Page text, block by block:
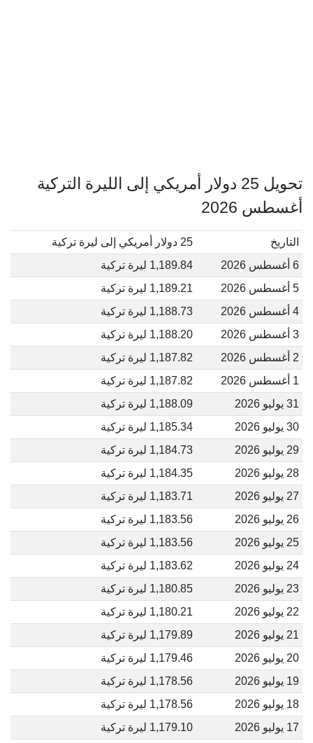
تحويل 25 دولار أمريكي إلى الليرة التركية
أغسطس 2026
التاريخ
25 دولار أمريكي إلى ليرة تركية
6 أغسطس 2026
1,189.84 ليرة تركية
5 أغسطس 2026
1,189.21 ليرة تركية
4 أغسطس 2026
1,188.73 ليرة تركية
3 أغسطس 2026
1,188.20 ليرة تركية
2 أغسطس 2026
1,187.82 ليرة تركية
1 أغسطس 2026
1,187.82 ليرة تركية
31 يوليو 2026
1,188.09 ليرة تركية
30 يوليو 2026
1,185.34 ليرة تركية
29 يوليو 2026
1,184.73 ليرة تركية
28 يوليو 2026
1,184.35 ليرة تركية
27 يوليو 2026
1,183.71 ليرة تركية
26 يوليو 2026
1,183.56 ليرة تركية
25 يوليو 2026
1,183.56 ليرة تركية
24 يوليو 2026
1,183.62 ليرة تركية
23 يوليو 2026
1,180.85 ليرة تركية
22 يوليو 2026
1,180.21 ليرة تركية
21 يوليو 2026
1,179.89 ليرة تركية
20 يوليو 2026
1,179.46 ليرة تركية
19 يوليو 2026
1,178.56 ليرة تركية
18 يوليو 2026
1,178.56 ليرة تركية
17 يوليو 2026
1,179.10 ليرة تركية